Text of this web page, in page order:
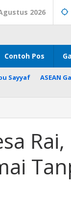
2026
Contoh Pos
Sayyaf ASEAN
Rai,